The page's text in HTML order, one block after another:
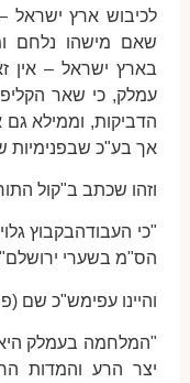
לכיבוש ארץ ישראל
שאם מישהו נלחם
בארץ ישראל – אין
עמלק, כי שאר
הדביקות, וממילא גם
אך בע"כ שבפנימיות
וזהו שכתב ב"קול
"כי העבודהבקבוץ
הס"מ בשערי
והיינו עפימש"כ שם
"המלחמה בעמלק
יצר הרע והמדות